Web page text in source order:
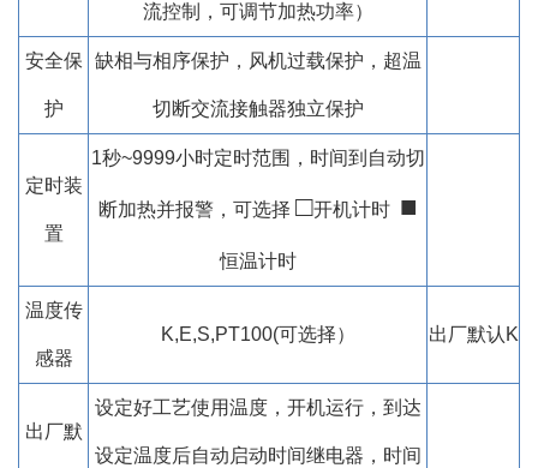
流控制，可调节加热功率）
安全保
护
缺相与相序保护，风机过载保护，超温
切断交流接触器独立保护
定时装
置
1秒~9999小时定时范围，时间到自动切
断加热并报警，可选择 □开机计时 ■
恒温计时
温度传
感器
K,E,S,PT100(可选择） 出厂默认K
出厂默
设定好工艺使用温度，开机运行，到达
设定温度后自动启动时间继电器，时间